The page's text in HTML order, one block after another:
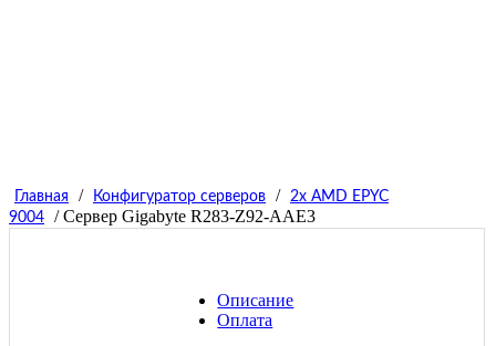
Главная / Конфигуратор серверов /
2x AMD EPYC
9004
/ Сервер Gigabyte R283-Z92-AAE3
Описание
Оплата